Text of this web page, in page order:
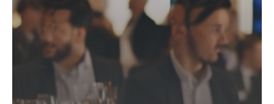
30 mars 2026